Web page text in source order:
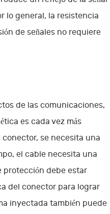
lo general, la resistencia
de señales no requiere
de las comunicaciones,
es cada vez más
se necesita una
el cable necesita una
protección debe estar
del conector para lograr
inyectada también puede